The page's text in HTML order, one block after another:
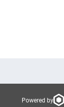
Powered by